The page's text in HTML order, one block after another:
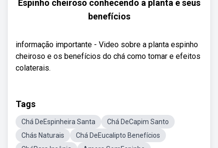
Espinho cheiroso conhecendo a planta e seus
benefícios
informação importante - Video sobre a planta espinho
cheiroso e os benefícios do chá como tomar e efeitos
colaterais.
Tags
Chá DeEspinheira Santa
Chá DeCapim Santo
Chás Naturais
Chá DeEucalipto Benefícios